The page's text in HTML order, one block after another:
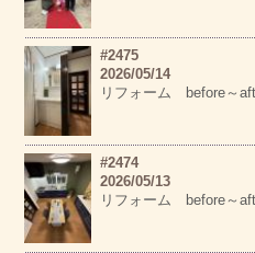
#2475
2026/05/14
リフォーム before～
#2474
2026/05/13
リフォーム before～